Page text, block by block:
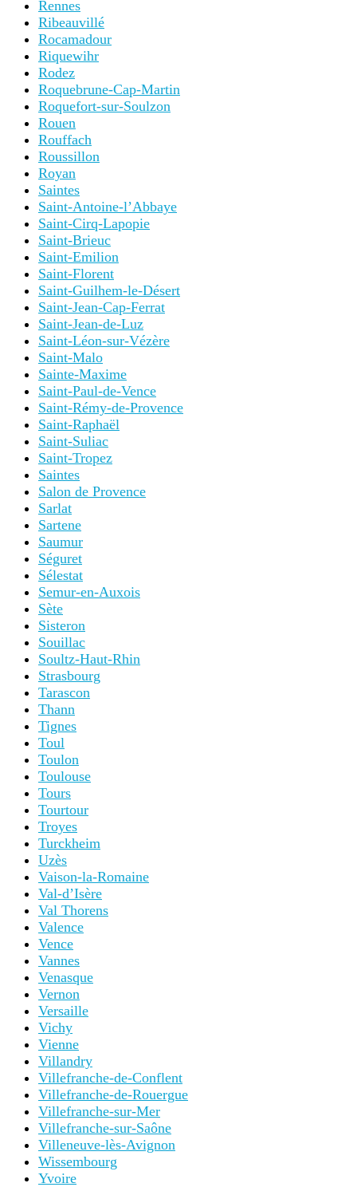
Rennes
Ribeauvillé
Rocamadour
Riquewihr
Rodez
Roquebrune-Cap-Martin
Roquefort-sur-Soulzon
Rouen
Rouffach
Roussillon
Royan
Saintes
Saint-Antoine-l’Abbaye
Saint-Cirq-Lapopie
Saint-Brieuc
Saint-Emilion
Saint-Florent
Saint-Guilhem-le-Désert
Saint-Jean-Cap-Ferrat
Saint-Jean-de-Luz
Saint-Léon-sur-Vézère
Saint-Malo
Sainte-Maxime
Saint-Paul-de-Vence
Saint-Rémy-de-Provence
Saint-Raphaël
Saint-Suliac
Saint-Tropez
Saintes
Salon de Provence
Sarlat
Sartene
Saumur
Séguret
Sélestat
Semur-en-Auxois
Sète
Sisteron
Souillac
Soultz-Haut-Rhin
Strasbourg
Tarascon
Thann
Tignes
Toul
Toulon
Toulouse
Tours
Tourtour
Troyes
Turckheim
Uzès
Vaison-la-Romaine
Val-d’Isère
Val Thorens
Valence
Vence
Vannes
Venasque
Vernon
Versaille
Vichy
Vienne
Villandry
Villefranche-de-Conflent
Villefranche-de-Rouergue
Villefranche-sur-Mer
Villefranche-sur-Saône
Villeneuve-lès-Avignon
Wissembourg
Yvoire